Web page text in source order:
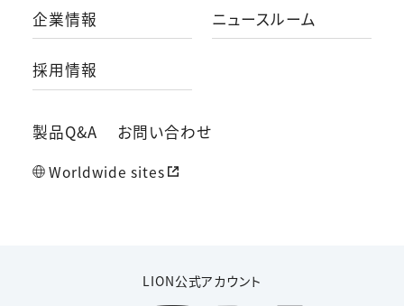
企業情報 ニュースルーム
採用情報
製品Q&A お問い合わせ
Worldwide sites
LION公式アカウント